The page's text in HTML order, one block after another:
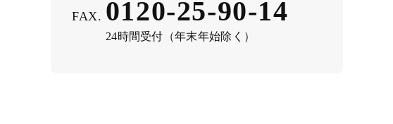
FAX. 0120-25-90-14
24時間受付（年末年始除く）